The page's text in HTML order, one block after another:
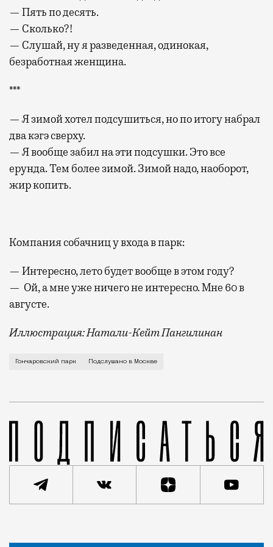
— Пять по десять.
— Сколько?!
— Слушай, ну я разведенная, одинокая,
безработная женщина.
***
— Я зимой хотел подсушиться, но по итогу набрал
два кэгэ сверху.
— Я вообще забил на эти подсушки. Это все
ерунда. Тем более зимой. Зимой надо, наоборот,
жир копить.
Компания собачниц у входа в парк:
— Интересно, лето будет вообще в этом году?
— Ой, а мне уже ничего не интересно. Мне 60 в
августе.
Иллюстрация: Натали-Кейт Пангилинан
Дедушка и бабушка играют в настольный теннис:
Гончаровский парк Подслушано в Москве
Статья
Анна Векшина